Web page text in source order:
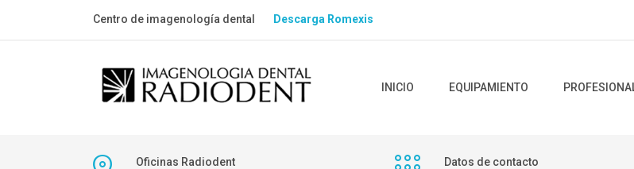
Centro de imagenología dental Descarga Romexis
INICIO EQUIPAMIENTO
Oficinas Radiodent Datos de contacto